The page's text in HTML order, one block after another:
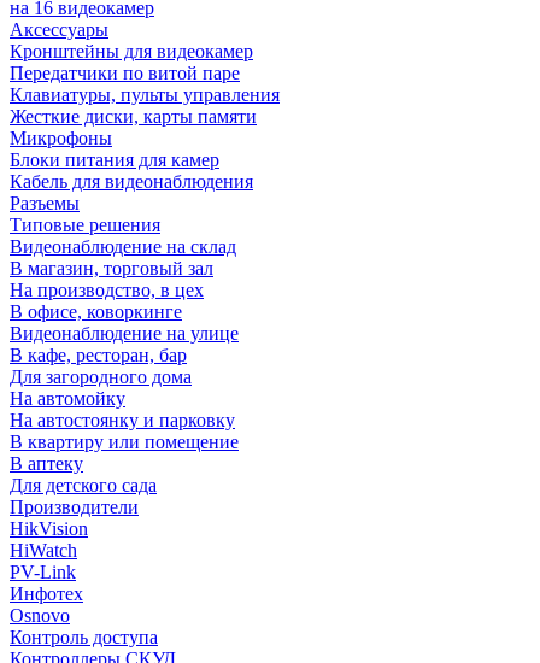
на 16 видеокамер
Аксессуары
Кронштейны для видеокамер
Передатчики по витой паре
Клавиатуры, пульты управления
Жесткие диски, карты памяти
Микрофоны
Блоки питания для камер
Кабель для видеонаблюдения
Разъемы
Типовые решения
Видеонаблюдение на склад
В магазин, торговый зал
На производство, в цех
В офисе, коворкинге
Видеонаблюдение на улице
В кафе, ресторан, бар
Для загородного дома
На автомойку
На автостоянку и парковку
В квартиру или помещение
В аптеку
Для детского сада
Производители
HikVision
HiWatch
PV-Link
Инфотех
Osnovo
Контроль доступа
Контроллеры СКУД